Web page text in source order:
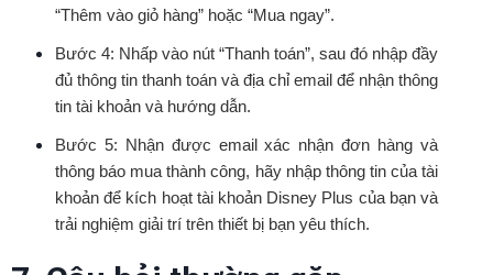
“Thêm vào giỏ hàng” hoặc “Mua ngay”.
Bước 4: Nhấp vào nút “Thanh toán”, sau đó nhập đầy
đủ thông tin thanh toán và địa chỉ email để nhận thông
tin tài khoản và hướng dẫn.
Bước 5: Nhận được email xác nhận đơn hàng và
thông báo mua thành công, hãy nhập thông tin của tài
khoản để kích hoạt tài khoản Disney Plus của bạn và
trải nghiệm giải trí trên thiết bị bạn yêu thích.